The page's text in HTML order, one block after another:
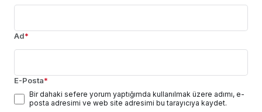
Ad*
E-Posta*
Bir dahaki sefere yorum yaptığımda kullanılmak üzere adımı, e-
posta adresimi ve web site adresimi bu tarayıcıya kaydet.